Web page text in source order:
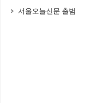
서울오늘신문 출범